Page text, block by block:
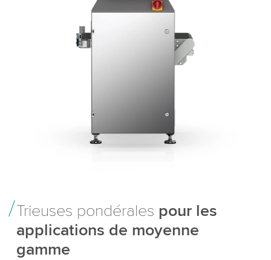
Trieuses pondérales pour les
applications de moyenne
gamme